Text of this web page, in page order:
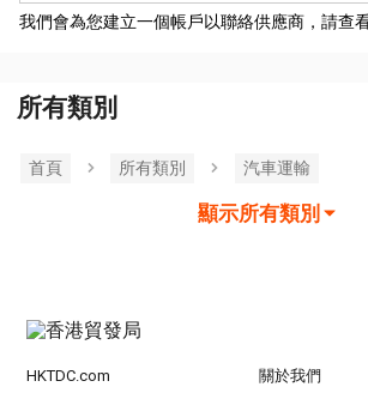
我們會為您建立一個帳戶以聯絡供應商，請查
所有類別
首頁 所有類別 汽車運輸
顯示所有類別
HKTDC.com 關於我們